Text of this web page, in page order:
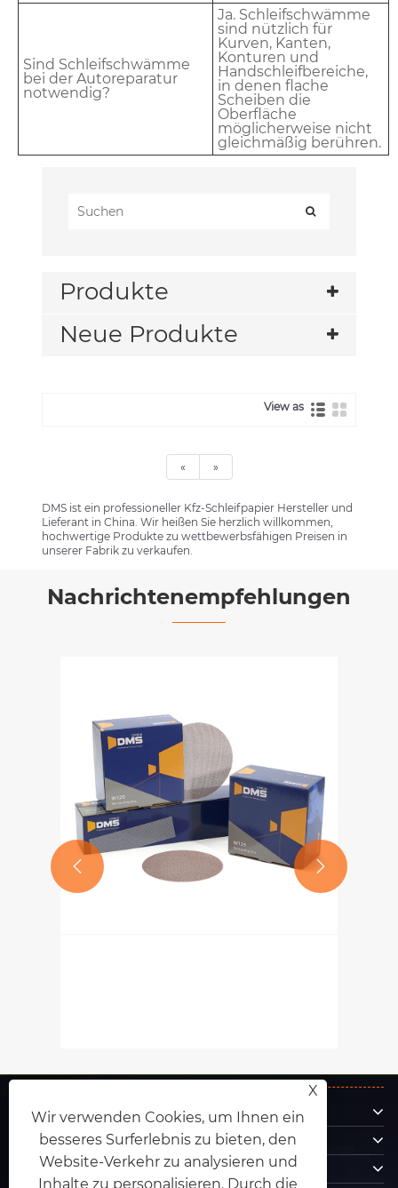
Sind Schleifschwämme
bei der Autoreparatur
notwendig?
Ja. Schleifschwämme
sind nützlich für
Kurven, Kanten,
Konturen und
Handschleifbereiche,
in denen flache
Scheiben die
Oberfläche
möglicherweise nicht
gleichmäßig berühren.
Produkte
Neue Produkte
View as
« »
DMS ist ein professioneller Kfz-Schleifpapier Hersteller und
Lieferant in China. Wir heißen Sie herzlich willkommen,
hochwertige Produkte zu wettbewerbsfähigen Preisen in
unserer Fabrik zu verkaufen.
Nachrichtenempfehlungen
 
Über uns
Produkte
Kontaktiere uns
X
Wir verwenden Cookies, um Ihnen ein
besseres Surferlebnis zu bieten, den
Website-Verkehr zu analysieren und
Inhalte zu personalisieren. Durch die